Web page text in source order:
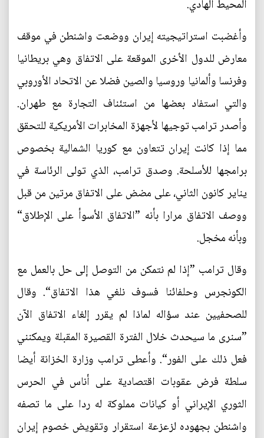
المحيط الهادي.
وأغضبت استراتيجيته إيران ووضعت واشنطن في موقف
معارض للدول الأخرى الموقعة على الاتفاق وهي بريطانيا
وفرنسا وألمانيا وروسيا والصين فضلا عن الاتحاد الأوروبي
والتي استفاد بعضها من استئناف التجارة مع طهران.
وأصدر ترامب توجيها لأجهزة المخابرات الأمريكية للتحقق
مما إذا كانت إيران تتعاون مع كوريا الشمالية بخصوص
برامجها للأسلحة. وصدق ترامب، الذي تولى الرئاسة في
يناير كانون الثاني، على مضض على الاتفاق مرتين من قبل
ووصف الاتفاق مرارا بأنه ”الاتفاق الأسوأ على الإطلاق“
وبأنه مخجل.
وقال ترامب ”إذا لم نتمكن من التوصل إلى حل بالعمل مع
الكونجرس وحلفائنا فسوف نلغي هذا الاتفاق“. وقال
للصحفيين عند سؤاله لماذا لم يقرر إلغاء الاتفاق الآن
”سنرى ما سيحدث خلال الفترة القصيرة المقبلة ويمكنني
فعل ذلك على الفور“. وأعطى ترامب وزارة الخزانة أيضا
سلطة فرض عقوبات اقتصادية على أناس في الحرس
الثوري الإيراني أو كيانات مملوكة له ردا على ما تصفه
واشنطن بجهوده لزعزعة استقرار وتقويض خصوم إيران